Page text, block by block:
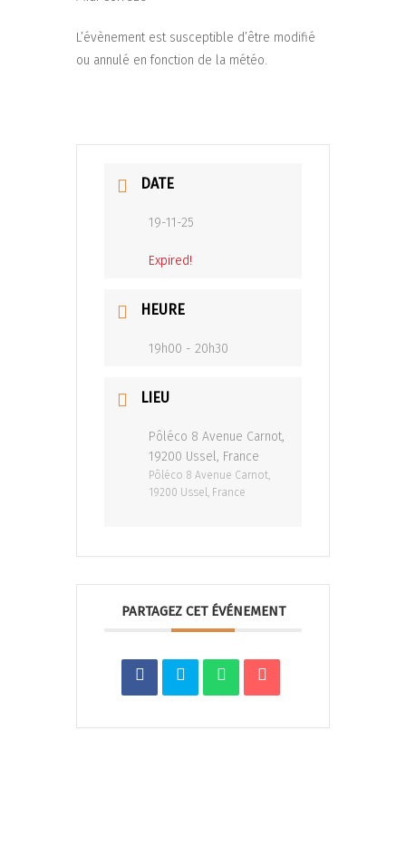
L’évènement est susceptible d’être modifié
ou annulé en fonction de la météo.
DATE
19-11-25
Expired!
HEURE
19h00 - 20h30
LIEU
Pôléco 8 Avenue Carnot,
19200 Ussel, France
Pôléco 8 Avenue Carnot,
19200 Ussel, France
PARTAGEZ CET ÉVÉNEMENT